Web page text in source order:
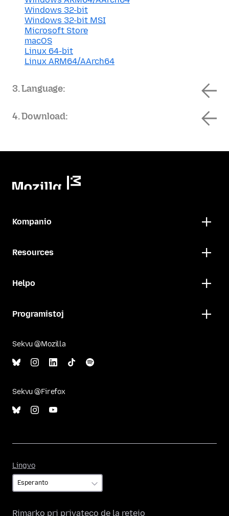
Windows 32-bit
Windows 32-bit MSI
Microsoft Store
macOS
Linux 64-bit
Linux ARM64/AArch64
3. Language:
4. Download:
Kompanio
Resources
Helpo
Programistoj
Sekvu @Mozilla
Sekvu @Firefox
Lingvo
Rimarko pri privateco de la retejo